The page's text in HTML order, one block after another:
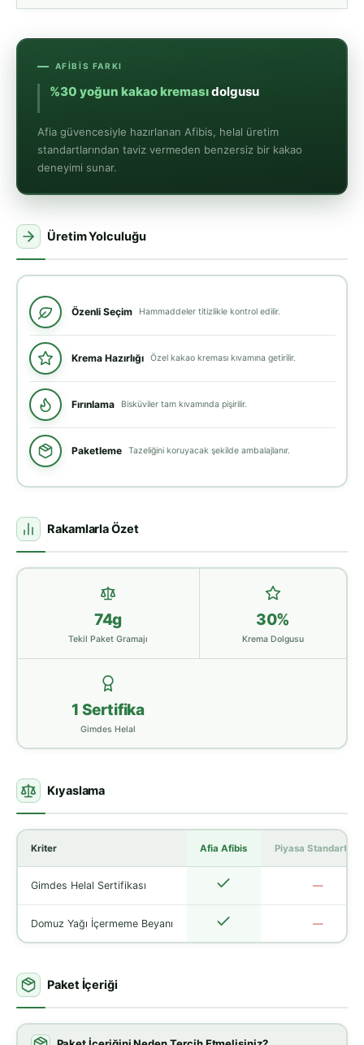
AFIBIS FARKI
%30 yoğun kakao kremasıdolgusu
Afia güvencesiyle hazırlanan Afibis, helal üretim
standartlarından taviz vermeden benzersiz bir kakao
deneyimi sunar.
Üretim Yolculuğu
Özenli Seçim Hammaddeler titizlikle kontrol edilir.
Krema Hazırlığı Özel kakao kreması kıvamına getirilir.
Fırınlama Bisküviler tam kıvamında pişirilir.
Paketleme Tazeliğini koruyacak şekilde ambalajlanır.
Rakamlarla Özet
74g
Tekil Paket Gramajı
30%
Krema Dolgusu
1 Sertifika
Gimdes Helal
Kıyaslama
Kriter Afia Afibis Piyasa Standartları
Gimdes Helal Sertifikası —
Domuz Yağı İçermeme Beyanı —
Paket İçeriği